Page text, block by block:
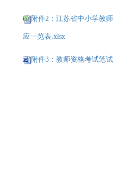
附件2：江苏省中小学教
应一览表.xlsx
附件3：教师资格考试笔